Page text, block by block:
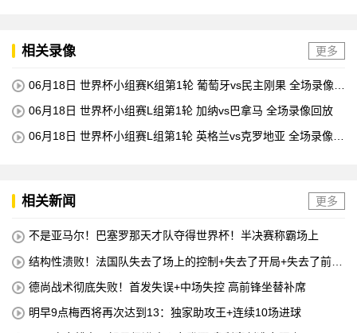
相关录像 更多
06月18日 世界杯小组赛K组第1轮 葡萄牙vs民主刚果 全场录像回
06月18日 世界杯小组赛L组第1轮 加纳vs巴拿马 全场录像回放
06月18日 世界杯小组赛L组第1轮 英格兰vs克罗地亚 全场录像回
相关新闻 更多
不是亚马尔！巴塞罗那天才队夺得世界杯！半决赛称霸场上
结构性溃败！法国队失去了场上的控制+失去了开局+失去了前锋
德尚战术彻底失败！首发失误+中场失控 高前锋坐替补席
明早9点梅西将再次达到13：独家助攻王+连续10场进球